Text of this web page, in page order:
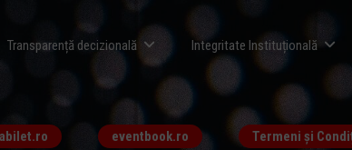
Transparență decizională Integritate Instituțională
eventbook.ro Termeni și